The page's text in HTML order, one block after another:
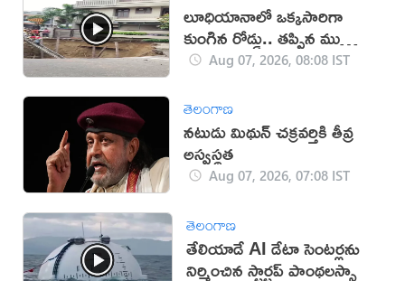
లూధియానాలో ఒక్కసారిగా
కుంగిన రోడ్డు.. తప్పిన ముప్పు
(వీడియో)
Aug 07, 2026, 08:08 IST
తెలంగాణ
నటుడు మిథున్ చక్రవర్తికి తీవ్ర
అస్వస్థత
Aug 07, 2026, 07:08 IST
తెలంగాణ
తేలియాడే AI డేటా సెంటర్లను
నిర్మించిన స్టార్టప్ పాంథలస్సా